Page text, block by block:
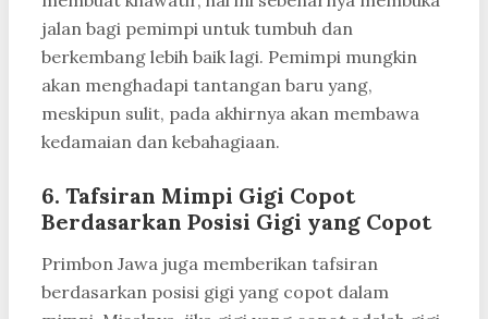
jalan bagi pemimpi untuk tumbuh dan
berkembang lebih baik lagi. Pemimpi mungkin
akan menghadapi tantangan baru yang,
meskipun sulit, pada akhirnya akan membawa
kedamaian dan kebahagiaan.
6. Tafsiran Mimpi Gigi Copot
Berdasarkan Posisi Gigi yang Copot
Primbon Jawa juga memberikan tafsiran
berdasarkan posisi gigi yang copot dalam